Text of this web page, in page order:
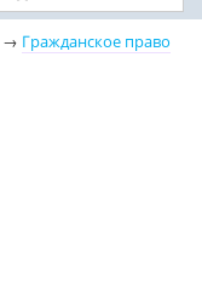
→ Гражданское право